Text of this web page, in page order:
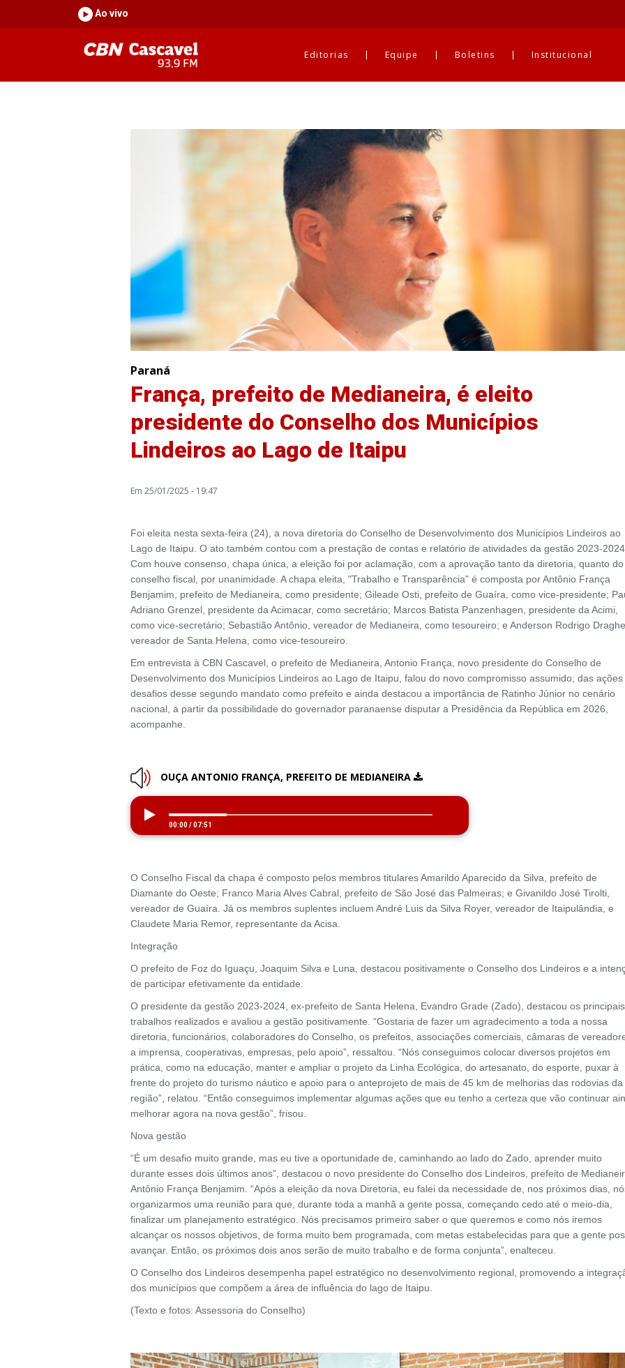
Ao vivo
Editorias Equipe Boletins Institucional
Paraná
França, prefeito de Medianeira, é eleito
presidente do Conselho dos Municípios
Lindeiros ao Lago de Itaipu
Em 25/01/2025 - 19:47
Foi eleita nesta sexta-feira (24), a nova diretoria do Conselho de Desenvolvimento dos Municípios Lindeiros ao
Lago de Itaipu. O ato também contou com a prestação de contas e relatório de atividades da gestão 2023-
Com houve consenso, chapa única, a eleição foi por aclamação, com a aprovação tanto da diretoria, quanto do
conselho fiscal, por unanimidade. A chapa eleita, "Trabalho e Transparência" é composta por Antônio França
Benjamim, prefeito de Medianeira, como presidente; Gileade Osti, prefeito de Guaíra, como vice-presidente;
Adriano Grenzel, presidente da Acimacar, como secretário; Marcos Batista Panzenhagen, presidente da Acimi,
como vice-secretário; Sebastião Antônio, vereador de Medianeira, como tesoureiro; e Anderson Rodrigo
vereador de Santa Helena, como vice-tesoureiro.
Em entrevista à CBN Cascavel, o prefeito de Medianeira, Antonio França, novo presidente do Conselho de
Desenvolvimento dos Municípios Lindeiros ao Lago de Itaipu, falou do novo compromisso assumido; das ações
desafios desse segundo mandato como prefeito e ainda destacou a importância de Ratinho Júnior no cenário
nacional, a partir da possibilidade do governador paranaense disputar a Presidência da República em 2026,
acompanhe.
OUÇA ANTONIO FRANÇA, PREFEITO DE MEDIANEIRA
00:00/07:51
O Conselho Fiscal da chapa é composto pelos membros titulares Amarildo Aparecido da Silva, prefeito de
Diamante do Oeste; Franco Maria Alves Cabral, prefeito de São José das Palmeiras; e Givanildo José Tirolti,
vereador de Guaíra. Já os membros suplentes incluem André Luis da Silva Royer, vereador de Itaipulândia, e
Claudete Maria Remor, representante da Acisa.
Integração
O prefeito de Foz do Iguaçu, Joaquim Silva e Luna, destacou positivamente o Conselho dos Lindeiros e a
de participar efetivamente da entidade.
O presidente da gestão 2023-2024, ex-prefeito de Santa Helena, Evandro Grade (Zado), destacou os principais
trabalhos realizados e avaliou a gestão positivamente. “Gostaria de fazer um agradecimento a toda a nossa
diretoria, funcionários, colaboradores do Conselho, os prefeitos, associações comerciais, câmaras de
a imprensa, cooperativas, empresas, pelo apoio”, ressaltou. “Nós conseguimos colocar diversos projetos em
prática, como na educação, manter e ampliar o projeto da Linha Ecológica, do artesanato, do esporte, puxar à
frente do projeto do turismo náutico e apoio para o anteprojeto de mais de 45 km de melhorias das rodovias da
região”, relatou. “Então conseguimos implementar algumas ações que eu tenho a certeza que vão continuar
melhorar agora na nova gestão”, frisou.
Nova gestão
“É um desafio muito grande, mas eu tive a oportunidade de, caminhando ao lado do Zado, aprender muito
durante esses dois últimos anos”, destacou o novo presidente do Conselho dos Lindeiros, prefeito de
Antônio França Benjamim. “Após a eleição da nova Diretoria, eu falei da necessidade de, nos próximos dias,
organizarmos uma reunião para que, durante toda a manhã a gente possa, começando cedo até o meio-dia,
finalizar um planejamento estratégico. Nós precisamos primeiro saber o que queremos e como nós iremos
alcançar os nossos objetivos, de forma muito bem programada, com metas estabelecidas para que a gente
avançar. Então, os próximos dois anos serão de muito trabalho e de forma conjunta”, enalteceu.
O Conselho dos Lindeiros desempenha papel estratégico no desenvolvimento regional, promovendo a
dos municípios que compõem a área de influência do lago de Itaipu.
(Texto e fotos: Assessoria do Conselho)